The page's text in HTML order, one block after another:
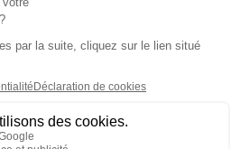
l'application